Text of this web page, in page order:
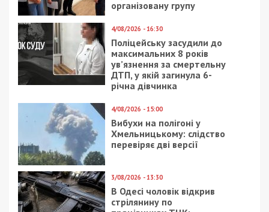
Предыдущая статья:
Антон Геращенко забанил днепровского
волонтера за высказывания о Саакашвили
Следующая статья:
В автокатастрофе погиб известный
днепровский бизнесмен
ГОЛОВНЕ ЗА ДЕНЬ